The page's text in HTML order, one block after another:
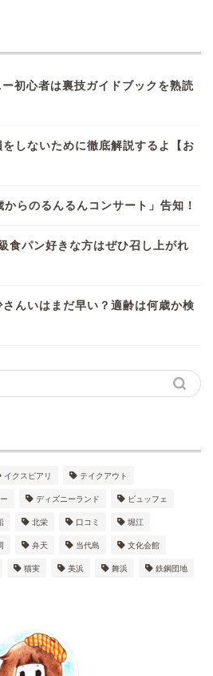
ー初心者は裏技ガイドブックを熟読
しないために徹底解説するよ【お
らのるんるんコンサート」告知！
食パン好きな方はぜひ召し上がれ
さんいはまだ早い？適齢は何歳か検
イクスピアリ テイクアウト
ディズニーランド ビュッフェ
北栄 口コミ 堀江
弁天 当代島 文化会館
猫実 美浜 舞浜 鉄鋼団地